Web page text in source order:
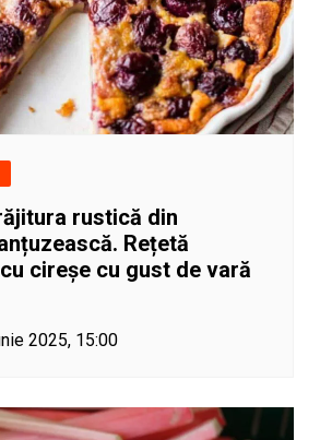
rustică din
Rețetă
cireșe cu gust de vară
2025, 15:00